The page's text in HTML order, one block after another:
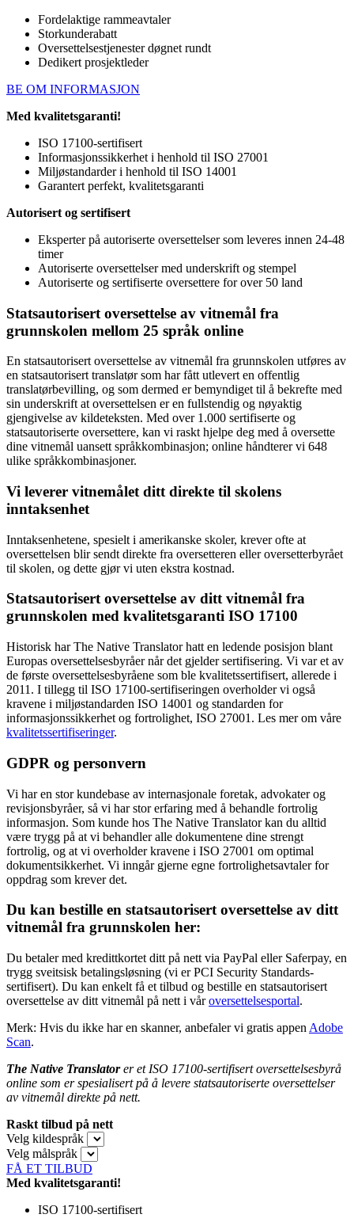
Fordelaktige rammeavtaler
Storkunderabatt
Oversettelsestjenester døgnet rundt
Dedikert prosjektleder
BE OM INFORMASJON
Med kvalitetsgaranti!
ISO 17100-sertifisert
Informasjonssikkerhet i henhold til ISO 27001
Miljøstandarder i henhold til ISO 14001
Garantert perfekt, kvalitetsgaranti
Autorisert og sertifisert
Eksperter på autoriserte oversettelser som leveres innen 24-48
timer
Autoriserte oversettelser med underskrift og stempel
Autoriserte og sertifiserte oversettere for over 50 land
Statsautorisert oversettelse av vitnemål fra
grunnskolen mellom 25 språk online
En statsautorisert oversettelse av vitnemål fra grunnskolen utføres av
en statsautorisert translatør som har fått utlevert en offentlig
translatørbevilling, og som dermed er bemyndiget til å bekrefte med
sin underskrift at oversettelsen er en fullstendig og nøyaktig
gjengivelse av kildeteksten. Med over 1.000 sertifiserte og
statsautoriserte oversettere, kan vi raskt hjelpe deg med å oversette
dine vitnemål uansett språkkombinasjon; online håndterer vi 648
ulike språkkombinasjoner.
Vi leverer vitnemålet ditt direkte til skolens
inntaksenhet
Inntaksenhetene, spesielt i amerikanske skoler, krever ofte at
oversettelsen blir sendt direkte fra oversetteren eller oversetterbyrået
til skolen, og dette gjør vi uten ekstra kostnad.
Statsautorisert oversettelse av ditt vitnemål fra
grunnskolen med kvalitetsgaranti ISO 17100
Historisk har The Native Translator hatt en ledende posisjon blant
Europas oversettelsesbyråer når det gjelder sertifisering. Vi var et av
de første oversettelsesbyråene som ble kvalitetssertifisert, allerede i
2011. I tillegg til ISO 17100-sertifiseringen overholder vi også
kravene i miljøstandarden ISO 14001 og standarden for
informasjonssikkerhet og fortrolighet, ISO 27001. Les mer om våre
kvalitetssertifiseringer.
GDPR og personvern
Vi har en stor kundebase av internasjonale foretak, advokater og
revisjonsbyråer, så vi har stor erfaring med å behandle fortrolig
informasjon. Som kunde hos The Native Translator kan du alltid
være trygg på at vi behandler alle dokumentene dine strengt
fortrolig, og at vi overholder kravene i ISO 27001 om optimal
dokumentsikkerhet. Vi inngår gjerne egne fortrolighetsavtaler for
oppdrag som krever det.
Du kan bestille en statsautorisert oversettelse av ditt
vitnemål fra grunnskolen her:
Du betaler med kredittkortet ditt på nett via PayPal eller Saferpay, en
trygg sveitsisk betalingsløsning (vi er PCI Security Standards-
sertifisert). Du kan enkelt få et tilbud og bestille en statsautorisert
oversettelse av ditt vitnemål på nett i våroversettelsesportal.
Merk: Hvis du ikke har en skanner, anbefaler vi gratis appen Adobe
Scan.
The Native Translatorer et ISO 17100-sertifisert oversettelsesbyrå
online som er spesialisert på å levere statsautoriserte oversettelser
av vitnemål direkte på nett.
Raskt tilbud på nett
Velg kildespråk
Velg målspråk
FÅ ET TILBUD
Med kvalitetsgaranti!
ISO 17100-sertifisert